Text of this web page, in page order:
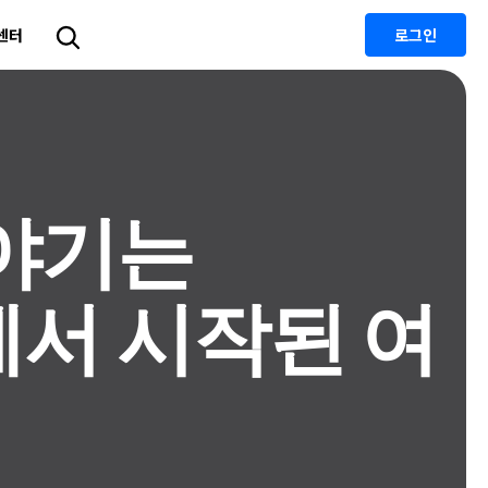
손상된 동영상, 사진 등 복구
Dr.Fone
모바일 기기 관리
FamiSafe
자녀 보호 앱
Recoverit
터 로그인
기는
시작된 여